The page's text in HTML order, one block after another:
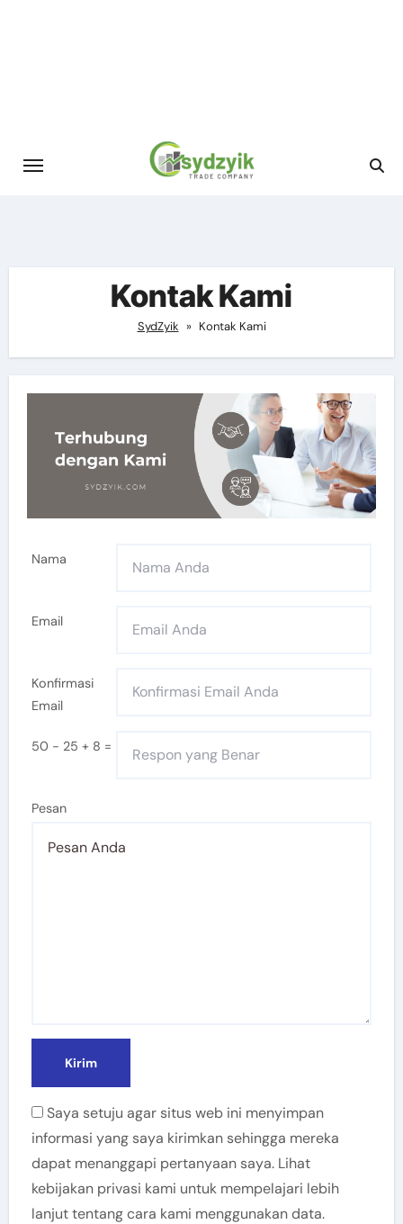
Kontak Kami
SydZyik » Kontak Kami
Nama
Email
Konfirmasi
Email
50 - 25 + 8 =
Pesan
Saya setuju agar situs web ini menyimpan
informasi yang saya kirimkan sehingga mereka
dapat menanggapi pertanyaan saya. Lihat
kebijakan privasi kami untuk mempelajari lebih
lanjut tentang cara kami menggunakan data.